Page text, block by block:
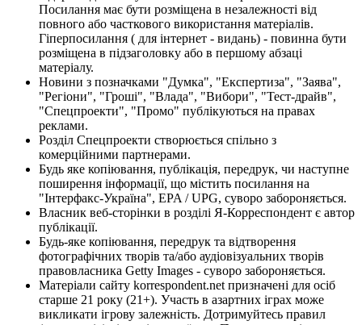
Посилання має бути розміщена в незалежності від
повного або часткового використання матеріалів.
Гіперпосилання ( для інтернет - видань) - повинна бути
розміщена в підзаголовку або в першому абзаці
матеріалу.
Новини з позначками "Думка", "Експертиза", "Заява",
"Регіони", "Гроші", "Влада", "Вибори", "Тест-драйв",
"Спецпроекти", "Промо" публікуються на правах
реклами.
Розділ Спецпроекти створюється спільно з
комерційними партнерами.
Будь яке копіювання, публікація, передрук, чи наступне
поширення інформації, що містить посилання на
"Інтерфакс-Україна", EPA / UPG, суворо забороняється.
Власник веб-сторінки в розділі Я-Корреспондент є автор
публікації.
Будь-яке копіювання, передрук та відтворення
фотографічних творів та/або аудіовізуальних творів
правовласника Getty Images - суворо забороняється.
Матеріали сайту korrespondent.net призначені для осіб
старше 21 року (21+). Участь в азартних іграх може
викликати ігрову залежність. Дотримуйтесь правил